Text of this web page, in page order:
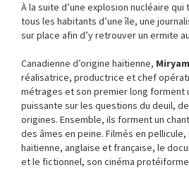
À la suite d’une explosion nucléaire
tous les habitants d’une île, une
sur place afin d’y retrouver un ermite
Canadienne d’origine haïtienne,
réalisatrice, productrice et chef
métrages et son premier long
puissante sur les questions du deuil,
origines. Ensemble, ils forment un
des âmes en peine. Filmés en
haïtienne, anglaise et française, le
et le fictionnel, son cinéma